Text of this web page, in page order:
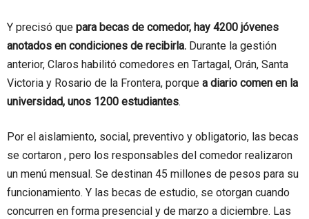
Y precisó que para becas de comedor, hay 4200 jóvenes
anotados en condiciones de recibirla. Durante la gestión
anterior, Claros habilitó comedores en Tartagal, Orán, Santa
Victoria y Rosario de la Frontera, porque a diario comen en la
universidad, unos 1200 estudiantes.
Por el aislamiento, social, preventivo y obligatorio, las becas
se cortaron , pero los responsables del comedor realizaron
un menú mensual. Se destinan 45 millones de pesos para su
funcionamiento. Y las becas de estudio, se otorgan cuando
concurren en forma presencial y de marzo a diciembre. Las